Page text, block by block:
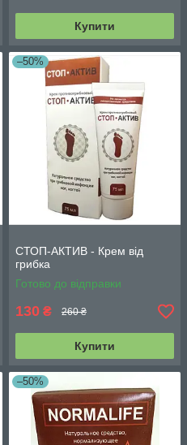
Купити
–50%
СТОП-АКТИВ - Крем від
грибка
Готово до відправки
130 ₴ 260 ₴
Купити
–50%